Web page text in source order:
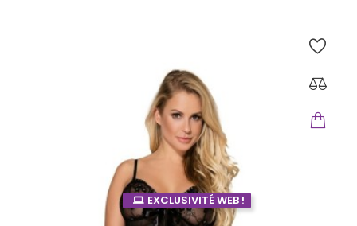
EXCLUSIVITÉ WEB !